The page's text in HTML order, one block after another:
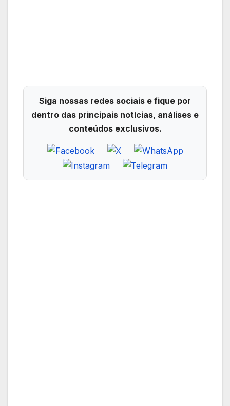
Siga nossas redes sociais e fique por
dentro das principais notícias, análises e
conteúdos exclusivos.